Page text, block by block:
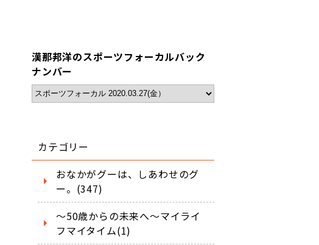
漢那邦洋のスポーツフォーカルバック
ナンバー
カテゴリー
おなかがグーは、しあわせのグ
ー。(347)
～50歳からの未来へ～マイライ
フマイタイム(1)